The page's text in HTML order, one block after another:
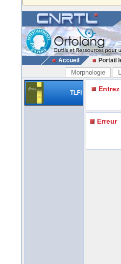
Accueil Portail
Morphologie
TLFi
Erreur